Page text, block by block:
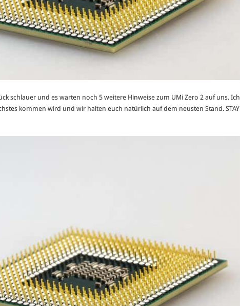
schlauer und es warten noch 5 weitere Hinweise zum UMi Zero 2 auf uns. Ich
kommen wird und wir halten euch natürlich auf dem neusten Stand. STAY